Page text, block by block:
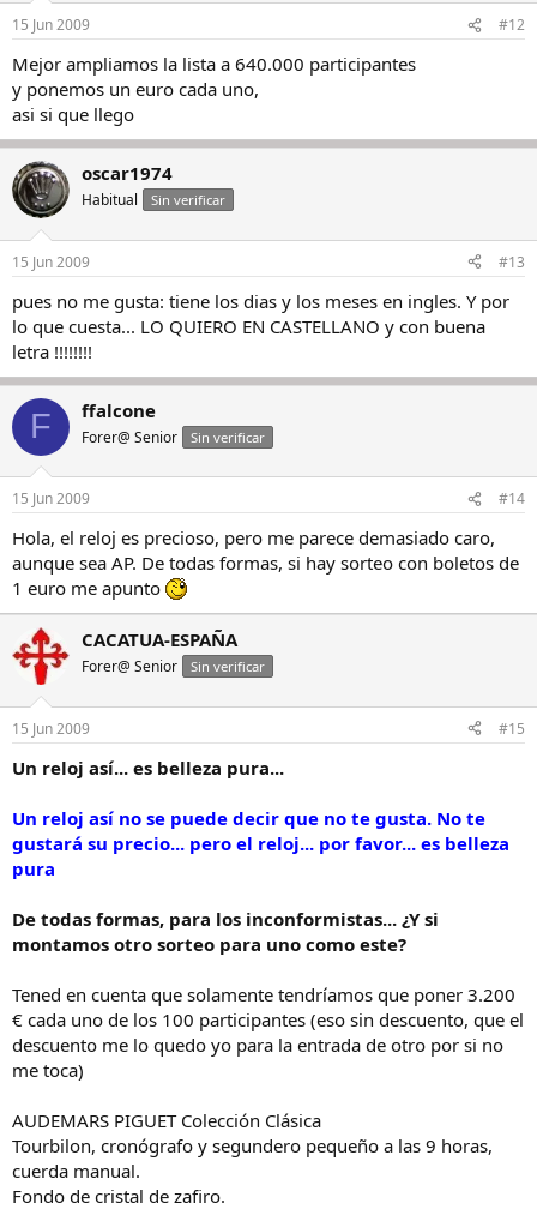
15 Jun 2009 #12
Mejor ampliamos la lista a 640.000 participantes
y ponemos un euro cada uno,
asi si que llego
oscar1974
Habitual Sin verificar
15 Jun 2009 #13
pues no me gusta: tiene los dias y los meses en ingles. Y por
lo que cuesta... LO QUIERO EN CASTELLANO y con buena
letra !!!!!!!!
F ffalcone
Forer@ Senior Sin verificar
15 Jun 2009 #14
Hola, el reloj es precioso, pero me parece demasiado caro,
aunque sea AP. De todas formas, si hay sorteo con boletos de
1 euro me apunto
CACATUA-ESPAÑA
Forer@ Senior Sin verificar
15 Jun 2009 #15
Un reloj así... es belleza pura...
Un reloj así no se puede decir que no te gusta. No te
gustará su precio... pero el reloj... por favor... es belleza
pura
De todas formas, para los inconformistas... ¿Y si
montamos otro sorteo para uno como este?
Tened en cuenta que solamente tendríamos que poner 3.200
€ cada uno de los 100 participantes (eso sin descuento, que el
descuento me lo quedo yo para la entrada de otro por si no
me toca)
AUDEMARS PIGUET Colección Clásica
Tourbilon, cronógrafo y segundero pequeño a las 9 horas,
cuerda manual.
Fondo de cristal de zafiro.